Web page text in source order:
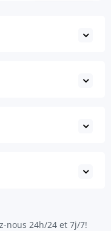
nous 24h/24 et 7j/7!